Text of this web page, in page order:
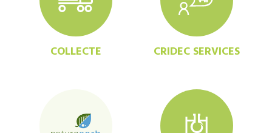
COLLECTE CRIDEC SERVICES